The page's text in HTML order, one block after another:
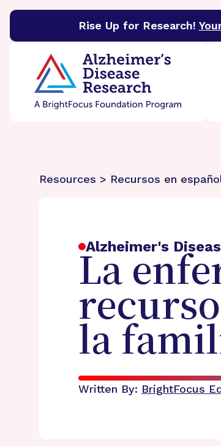
Rise Up for Research!
BrightFocus FoundationBrightFocus is
Resources > Recursos en
Alzheimer's
La
la
Written By: BrightFocus